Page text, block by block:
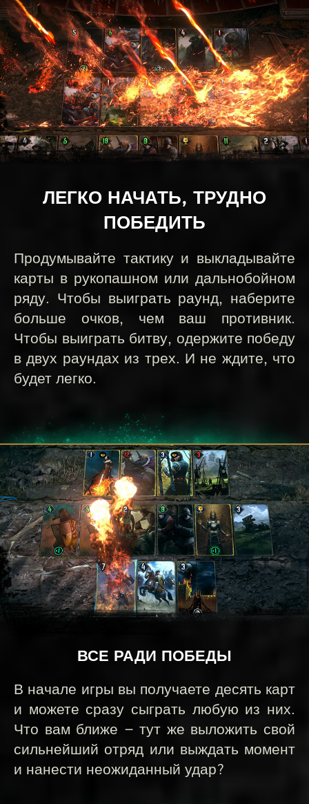
ЛЕГКО НАЧАТЬ, ТРУДНО
ПОБЕДИТЬ
Продумывайте тактику и выкладывайте
карты в рукопашном или дальнобойном
ряду. Чтобы выиграть раунд, наберите
больше очков, чем ваш противник.
Чтобы выиграть битву, одержите победу
в двух раундах из трех. И не ждите, что
будет легко.
ВСЕ РАДИ ПОБЕДЫ
В начале игры вы получаете десять карт
и можете сразу сыграть любую из них.
Что вам ближе — тут же выложить свой
сильнейший отряд или выждать момент
и нанести неожиданный удар?